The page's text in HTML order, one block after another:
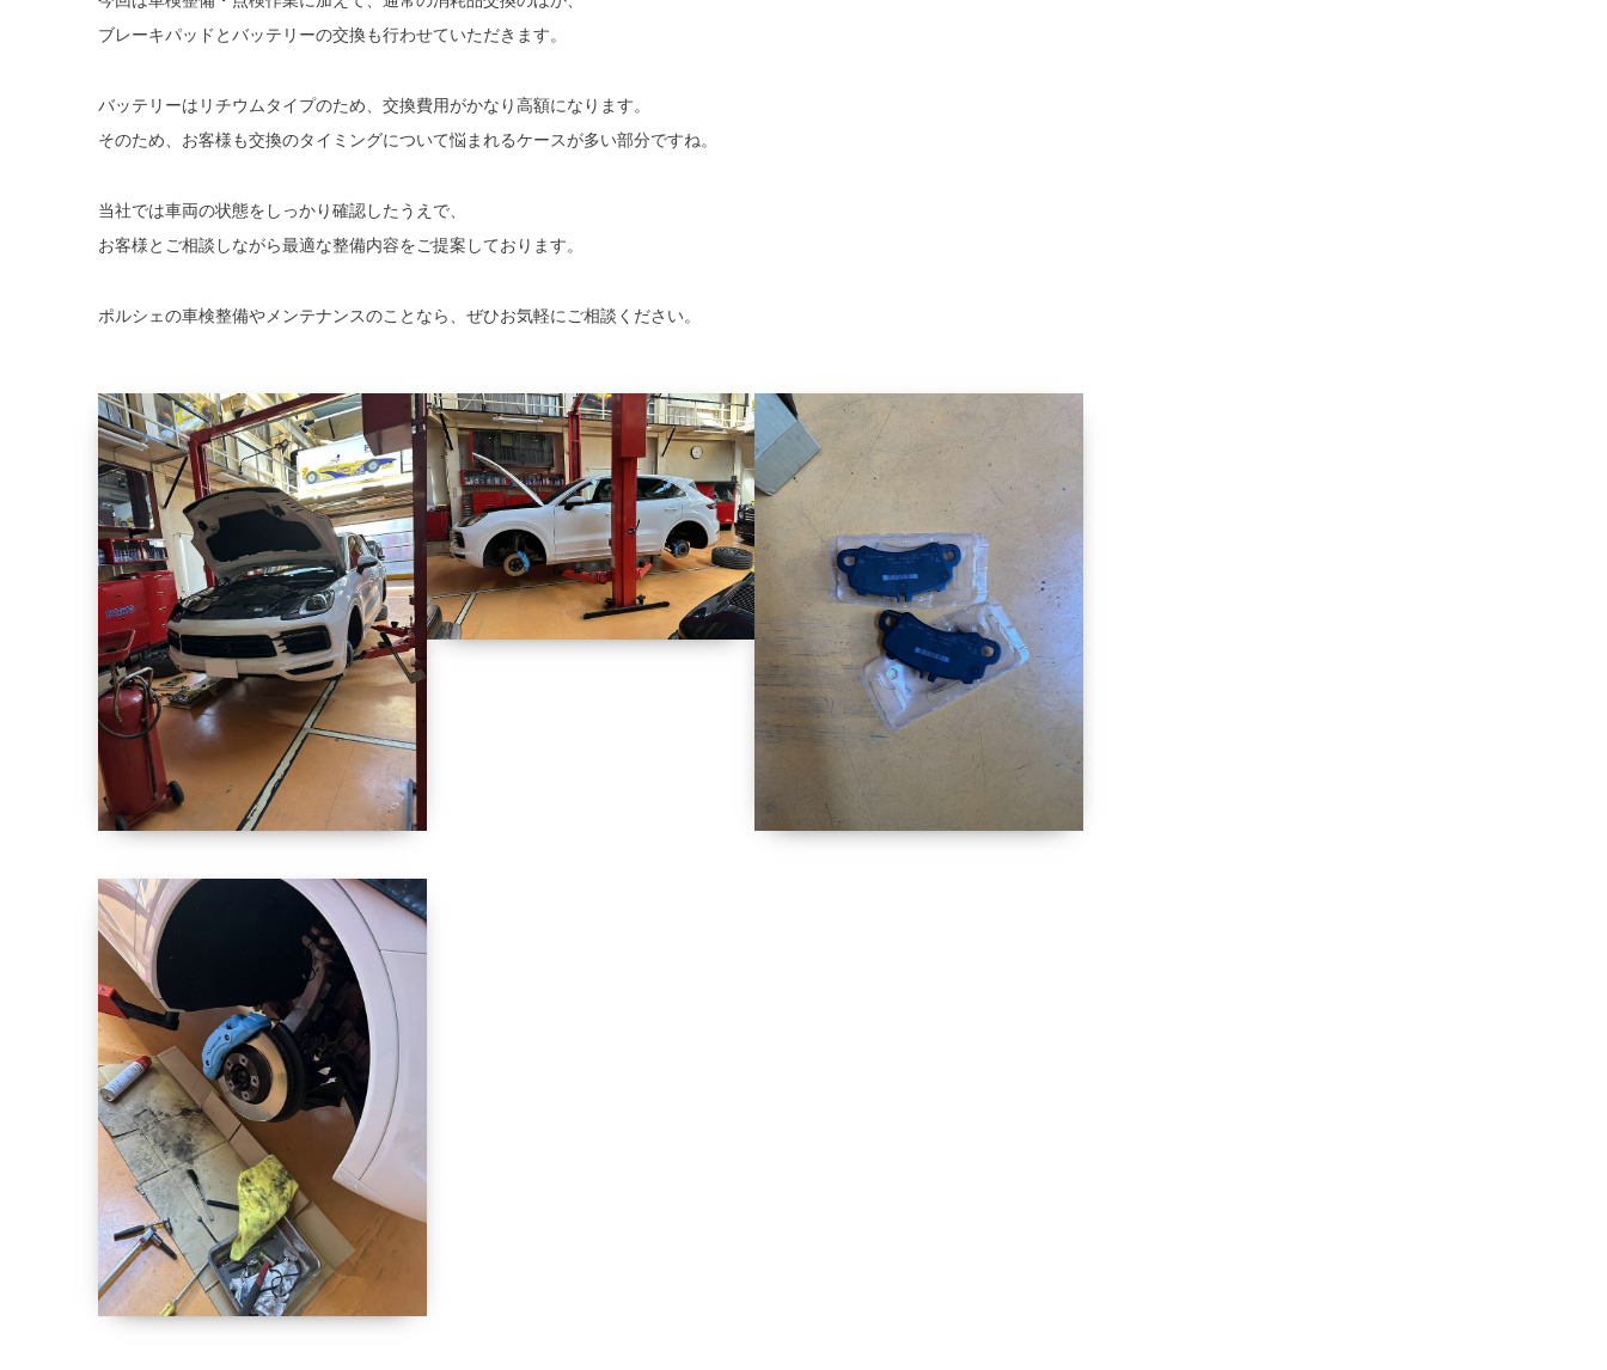
ブレーキパッドとバッテリーの交換も行わせていただきます。
バッテリーはリチウムタイプのため、交換費用がかなり高額になります。
そのため、お客様も交換のタイミングについて悩まれるケースが多い部分ですね。
当社では車両の状態をしっかり確認したうえで、
お客様とご相談しながら最適な整備内容をご提案しております。
ポルシェの車検整備やメンテナンスのことなら、ぜひお気軽にご相談ください。